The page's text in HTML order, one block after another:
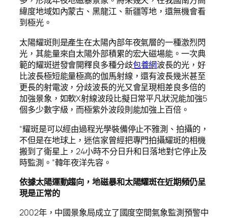
緯度地域如內蒙古、黑龍江、新疆等地，還無機會看
到極光。
太陽耀斑則是產生在太陽內部年夜氣層的一種激烈閃
光，其能量來自太陽外部積累的宏大磁場能。一次典
範的耀斑迸發會開釋良多種分歧包養網波長的光，好
比波長極短能量極高的伽馬射線，還有波長幾米甚至
更長的射電波，分歧波長的光又會呈現相差良多倍的
加強景象，如軟X射線波段比擬日常平凡狀況能加強5
個多少數字級，而極紫外波段則能加強上百倍。
“耀斑是可以經由過程光學裝備停止不雅測、拍攝的，
不但是在地球上，迷信家曾經把專門拍攝耀斑的相機
搬到了衛星上，24小時不分日升和日落地對它停止及
時監測。”韓年夜洋先容。
依據太陽運動趨向，地磁暴和太陽耀斑在近期頻仍呈
現是正常的
2002年，中國景象局成立了國度空間氣象監測預警中